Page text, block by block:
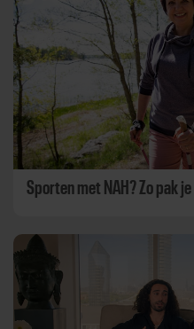
Sporten met NAH? Zo pak